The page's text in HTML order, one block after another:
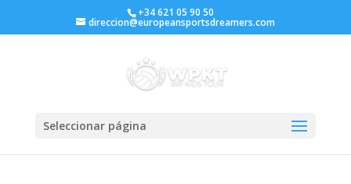
+34 621 05 90 50
direccion@europeansportsdreamers.com
Seleccionar página